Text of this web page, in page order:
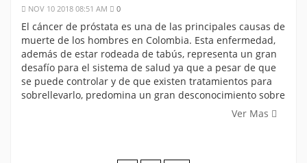
NOV 10 2018 08:51 AM 0
El cáncer de próstata es una de las principales causas de
muerte de los hombres en Colombia. Esta enfermedad,
además de estar rodeada de tabús, representa un gran
desafío para el sistema de salud ya que a pesar de que
se puede controlar y de que existen tratamientos para
sobrellevarlo, predomina un gran desconocimiento sobre
Ver Mas